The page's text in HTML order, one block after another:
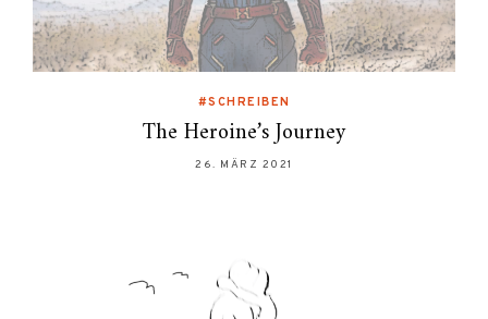
#SCHREIBEN
The Heroine’s Journey
26. MÄRZ 2021